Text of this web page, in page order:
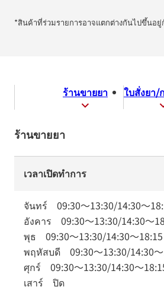
*สินค้าที่ร่วมรายการอาจแตกต่างกันไปขึ้นอยู่
ร้านขายยา ใบสั่งยา/
ร้านขายยา
เวลาเปิดทำการ
จันทร์ 09:30～13:30/14:30～
อังคาร 09:30～13:30/14:30～
พุธ 09:30～13:30/14:30～18:15
พฤหัสบดี 09:30～13:30/14:30～
ศุกร์ 09:30～13:30/14:30～
เสาร์ ปิด